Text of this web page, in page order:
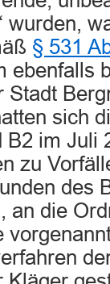
wurden,
§ 531
ebenfalls
sich
B2 im Juli
zu
des
an die